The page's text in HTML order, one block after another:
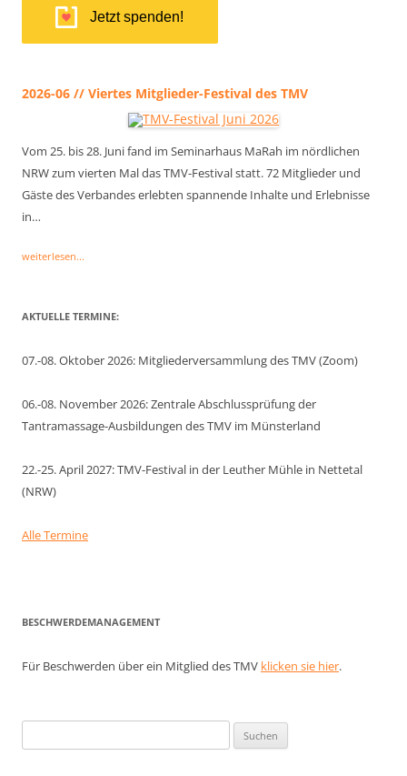
Jetzt spenden!
2026-06 // Viertes Mitglieder-Festival des TMV
Vom 25. bis 28. Juni fand im Seminarhaus MaRah im nördlichen
NRW zum vierten Mal das TMV-Festival statt. 72 Mitglieder und
Gäste des Verbandes erlebten spannende Inhalte und Erlebnisse
in…
weiterlesen...
AKTUELLE TERMINE:
07.-08. Oktober 2026: Mitgliederversammlung des TMV (Zoom)
06.-08. November 2026: Zentrale Abschlussprüfung der
Tantramassage-Ausbildungen des TMV im Münsterland
22.-25. April 2027: TMV-Festival in der Leuther Mühle in Nettetal
(NRW)
Alle Termine
BESCHWERDEMANAGEMENT
Für Beschwerden über ein Mitglied des TMV klicken sie hier.
nach: